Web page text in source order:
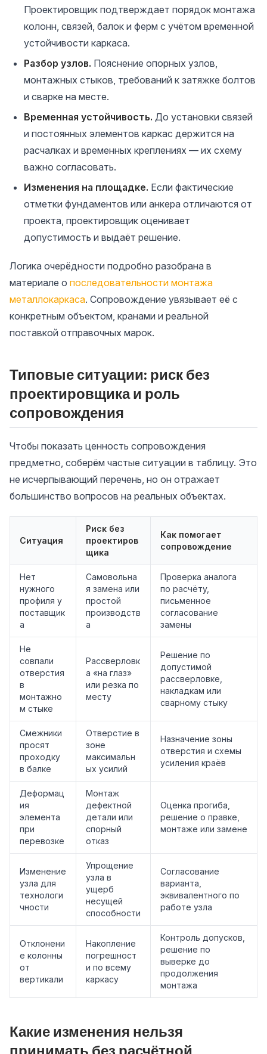
Проектировщик подтверждает порядок монтажа
колонн, связей, балок и ферм с учётом временной
устойчивости каркаса.
Разбор узлов. Пояснение опорных узлов,
монтажных стыков, требований к затяжке болтов
и сварке на месте.
Временная устойчивость. До установки связей
и постоянных элементов каркас держится на
расчалках и временных креплениях — их схему
важно согласовать.
Изменения на площадке. Если фактические
отметки фундаментов или анкера отличаются от
проекта, проектировщик оценивает
допустимость и выдаёт решение.
Логика очерёдности подробно разобрана в
материале о последовательности монтажа
металлокаркаса. Сопровождение увязывает её с
конкретным объектом, кранами и реальной
поставкой отправочных марок.
Типовые ситуации: риск без
проектировщика и роль
сопровождения
Чтобы показать ценность сопровождения
предметно, соберём частые ситуации в таблицу. Это
не исчерпывающий перечень, но он отражает
большинство вопросов на реальных объектах.
Ситуация
Риск без
проектиров
щика
Как помогает
сопровождение
Нет
нужного
профиля у
поставщик
а
Самовольна
я замена или
простой
производств
а
Проверка аналога
по расчёту,
письменное
согласование
замены
Не
совпали
отверстия
в
монтажно
м стыке
Рассверловк
а «на глаз»
или резка по
месту
Решение по
допустимой
рассверловке,
накладкам или
сварному стыку
Смежники
просят
проходку
в балке
Отверстие в
зоне
максимальн
ых усилий
Назначение зоны
отверстия и схемы
усиления краёв
Деформац
ия
элемента
при
перевозке
Монтаж
дефектной
детали или
спорный
отказ
Оценка прогиба,
решение о правке,
монтаже или замене
Изменение
узла для
технологи
чности
Упрощение
узла в
ущерб
несущей
способности
Согласование
варианта,
эквивалентного по
работе узла
Отклонени
е колонны
от
вертикали
Накопление
погрешност
и по всему
каркасу
Контроль допусков,
решение по
выверке до
продолжения
монтажа
Какие изменения нельзя
принимать без расчётной